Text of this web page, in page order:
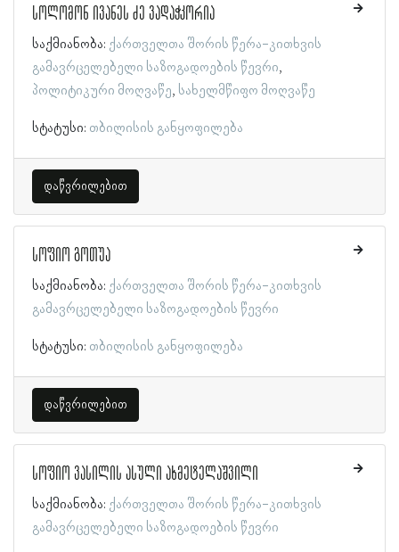
სოლომონ ივანეს ძე ვადაჭკორია
საქმიანობა: ქართველთა შორის წერა-კითხვის
გამავრცელებელი საზოგადოების წევრი
პოლიტიკური მოღვაწე სახელმწიფო მოღვაწე
სტატუსი: თბილისის განყოფილება
დაწვრილებით
სოფიო გოთუა
საქმიანობა: ქართველთა შორის წერა-კითხვის
გამავრცელებელი საზოგადოების წევრი
სტატუსი: თბილისის განყოფილება
დაწვრილებით
სოფიო ვასილის ასული ახმეტელაშვილი
საქმიანობა: ქართველთა შორის წერა-კითხვის
გამავრცელებელი საზოგადოების წევრი